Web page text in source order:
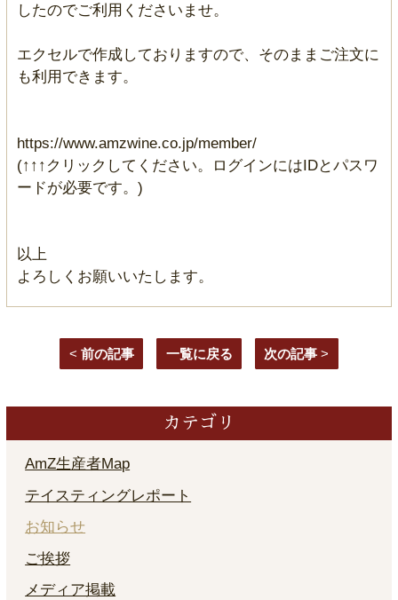
したのでご利用くださいませ。
エクセルで作成しておりますので、そのままご注文に
も利用できます。
https://www.amzwine.co.jp/member/
(↑↑↑クリックしてください。ログインにはIDとパスワ
ードが必要です。)
以上
よろしくお願いいたします。
< 前の記事 一覧に戻る 次の記事 >
カテゴリ
AmZ生産者Map
テイスティングレポート
お知らせ
ご挨拶
メディア掲載